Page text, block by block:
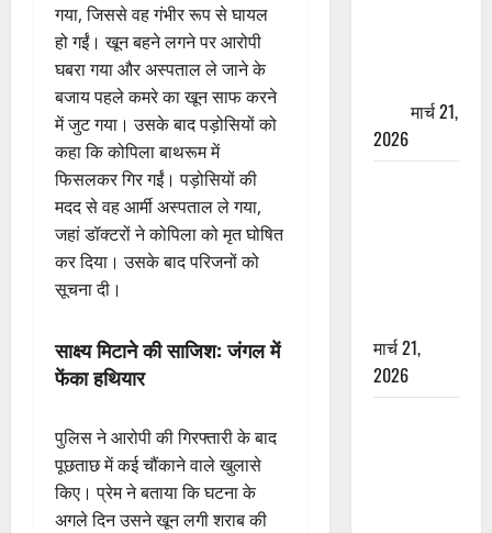
गया, जिससे वह गंभीर रूप से घायल
हो गईं। खून बहने लगने पर आरोपी
घबरा गया और अस्पताल ले जाने के
बजाय पहले कमरे का खून साफ करने
में जुट गया। उसके बाद पड़ोसियों को
कहा कि कोपिला बाथरूम में
फिसलकर गिर गईं। पड़ोसियों की
मदद से वह आर्मी अस्पताल ले गया,
जहां डॉक्टरों ने कोपिला को मृत घोषित
कर दिया। उसके बाद परिजनों को
सूचना दी।
साक्ष्य मिटाने की साजिश: जंगल में
फेंका हथियार
पुलिस ने आरोपी की गिरफ्तारी के बाद
पूछताछ में कई चौंकाने वाले खुलासे
किए। प्रेम ने बताया कि घटना के
अगले दिन उसने खून लगी शराब की
मार्च 21,
2026
मार्च 21,
2026